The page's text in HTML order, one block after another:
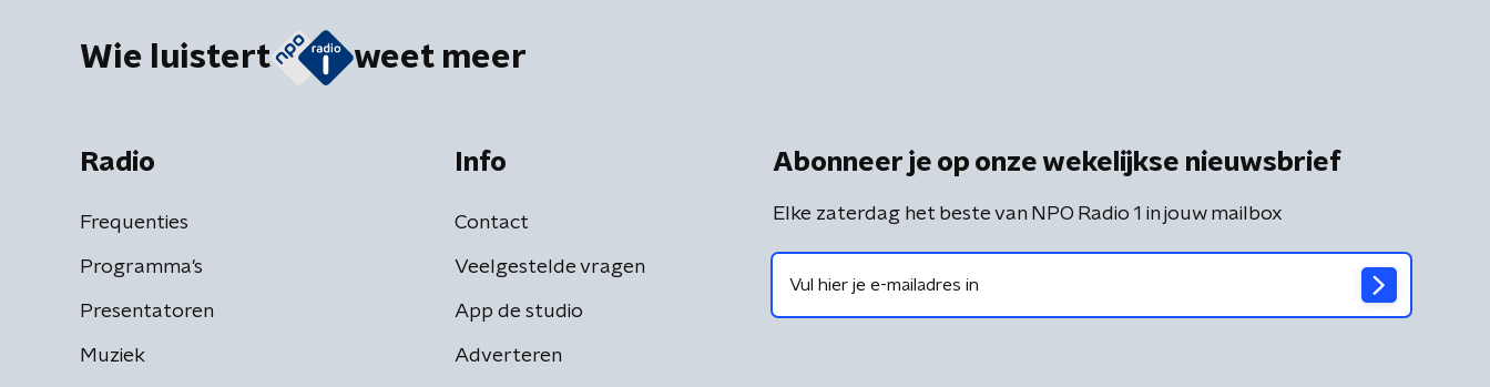
Wie luistert weet meer
Radio
Frequenties
Programma's
Presentatoren
Muziek
Info
Contact
Veelgestelde vragen
App de studio
Adverteren
Abonneer je op onze wekelijkse nieuwsbrief
Elke zaterdag het beste van NPO Radio 1 in jouw mailbox